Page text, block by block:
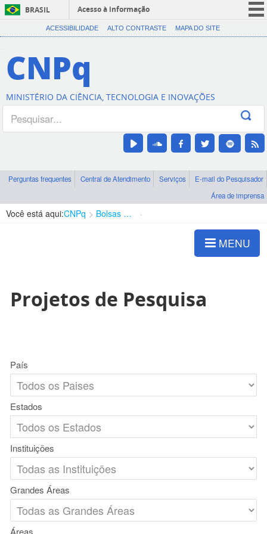
BRASIL
Acesso à informação
CORONAVÍRUS (COVID-19)
Canais
ACESSIBILIDADE ALTO CONTRASTE MAPA DO SITE
CNPq
MINISTÉRIO DA CIÊNCIA, TECNOLOGIA E INOVAÇÕES
Perguntas frequentes Central de Atendimento Serviços
E-mail do Pesquisador
Área de imprensa
Você está aqui:CNPq Bolsas e Auxílios Vigentes
MENU
Projetos de Pesquisa
País
Estados
Instituições
Grandes Áreas
Áreas